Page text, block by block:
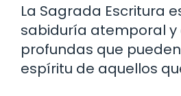
La Sagrada Escritura
sabiduría atemporal y
profundas que
espíritu de aquellos